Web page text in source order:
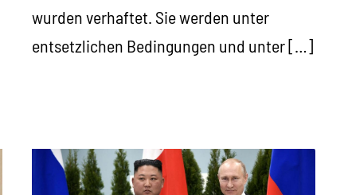
wurden verhaftet. Sie werden unter
entsetzlichen Bedingungen und unter […]